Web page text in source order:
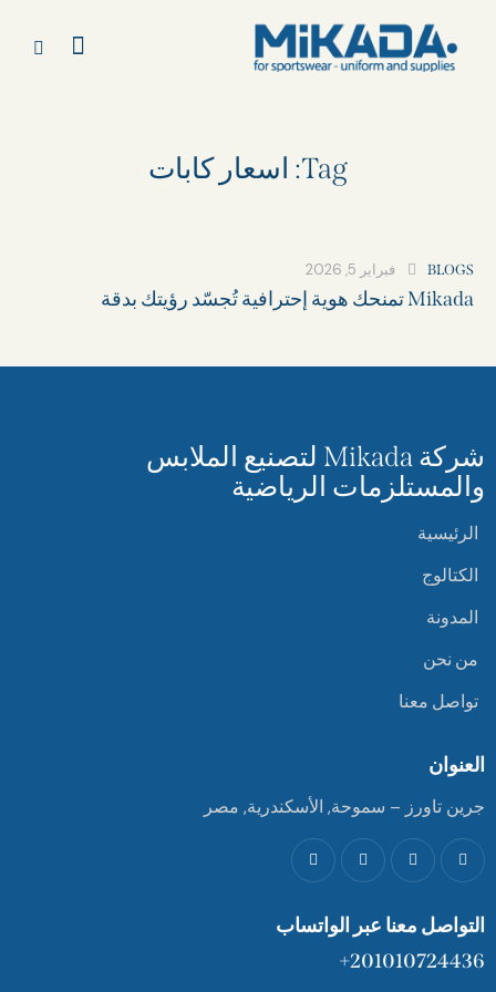
Tag: اسعار كابات​
BLOGS فبراير 5, 2026
Mikada تمنحك هوية إحترافية تُجسّد رؤيتك بدقة
شركة Mikada لتصنيع الملابس
والمستلزمات الرياضية
الرئيسية
الكتالوج
المدونة
من نحن
تواصل معنا
العنوان
جرين تاورز – سموحة, الأسكندرية, مصر
التواصل معنا عبر الواتساب
201010724436+